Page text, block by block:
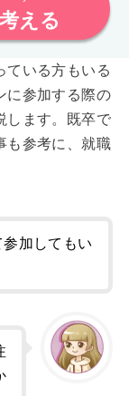
える
ている方もいる
に参加する際の
します。既卒で
も参考に、就職
加してもい